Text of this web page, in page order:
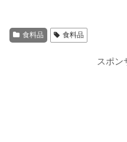
食料品 食料品
スポン